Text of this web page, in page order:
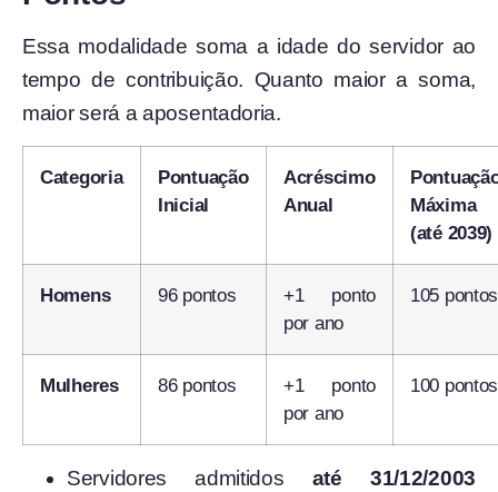
Essa modalidade soma a idade do servidor ao
tempo de contribuição. Quanto maior a soma,
maior será a aposentadoria.
Categoria
Pontuação
Inicial
Acréscimo
Anual
Máxima
(até 2039)
Homens 96 pontos
+1 ponto
por ano
105 pontos
Mulheres 86 pontos
+1 ponto
por ano
100 pontos
Servidores admitidos até 31/12/2003